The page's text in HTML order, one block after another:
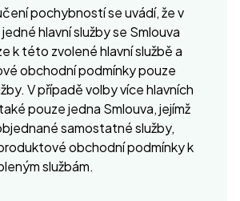
pochybností se uvádí, že v
hlavní služby se Smlouva
k této zvolené hlavní službě a
obchodní podmínky pouze
V případě volby více hlavních
pouze jedna Smlouva, jejímž
samostatné služby,
obchodní podmínky k
službám.